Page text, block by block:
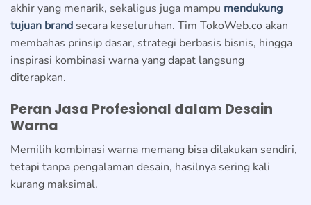
akhir yang menarik, sekaligus juga mampu mendukung
tujuan brand secara keseluruhan. Tim TokoWeb.co akan
membahas prinsip dasar, strategi berbasis bisnis, hingga
inspirasi kombinasi warna yang dapat langsung
diterapkan.
Peran Jasa Profesional dalam Desain
Warna
Memilih kombinasi warna memang bisa dilakukan sendiri,
tetapi tanpa pengalaman desain, hasilnya sering kali
kurang maksimal.